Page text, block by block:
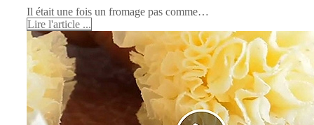
Il était une fois un fromage pas comme…
Lire l'article ...